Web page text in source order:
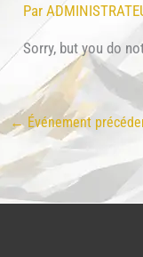
Par
Sorry, but you do
← Événement